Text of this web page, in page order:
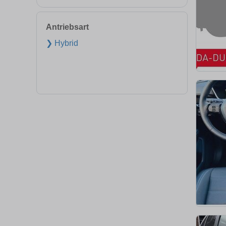
Antriebsart
❯ Hybrid